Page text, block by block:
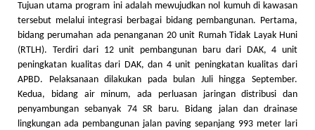
Tujuan utama program ini adalah mewujudkan nol kumuh di kawasan
tersebut melalui integrasi berbagai bidang pembangunan. Pertama,
bidang perumahan ada penanganan 20 unit Rumah Tidak Layak Huni
(RTLH). Terdiri dari 12 unit pembangunan baru dari DAK, 4 unit
peningkatan kualitas dari DAK, dan 4 unit peningkatan kualitas dari
APBD. Pelaksanaan dilakukan pada bulan Juli hingga September.
Kedua, bidang air minum, ada perluasan jaringan distribusi dan
penyambungan sebanyak 74 SR baru. Bidang jalan dan drainase
lingkungan ada pembangunan jalan paving sepanjang 993 meter lari